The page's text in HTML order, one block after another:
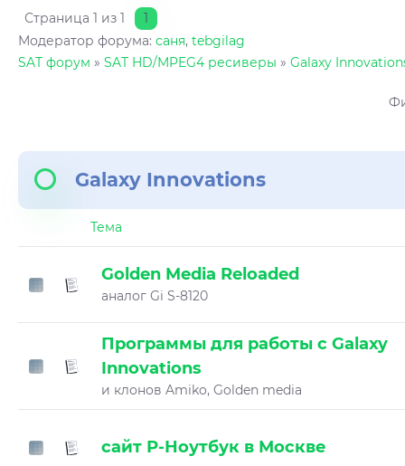
Страница 1 из 1
1
Модератор форума: саня, tebgilag
SAT форум » SAT HD/MPEG4 ресиверы » Galaxy
Galaxy Innovations
Тема
Golden Media Reloaded
аналог Gi S-8120
Программы для работы с Galaxy
Innovations
и клонов Amiko, Golden media
сайт Р-Ноутбук в Москве